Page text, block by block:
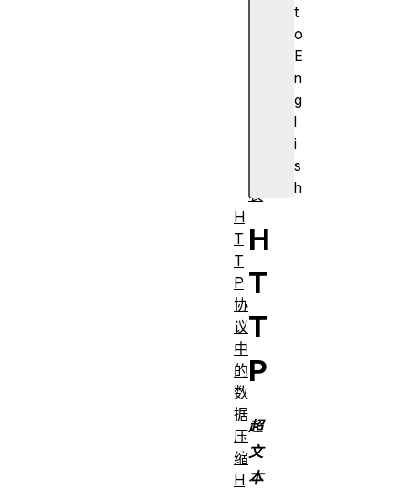
t
o
E
n
g
l
i
s
h
H
T
T
P
超
文
本
表
H
T
T
P
协
议
中
的
数
据
压
缩
H